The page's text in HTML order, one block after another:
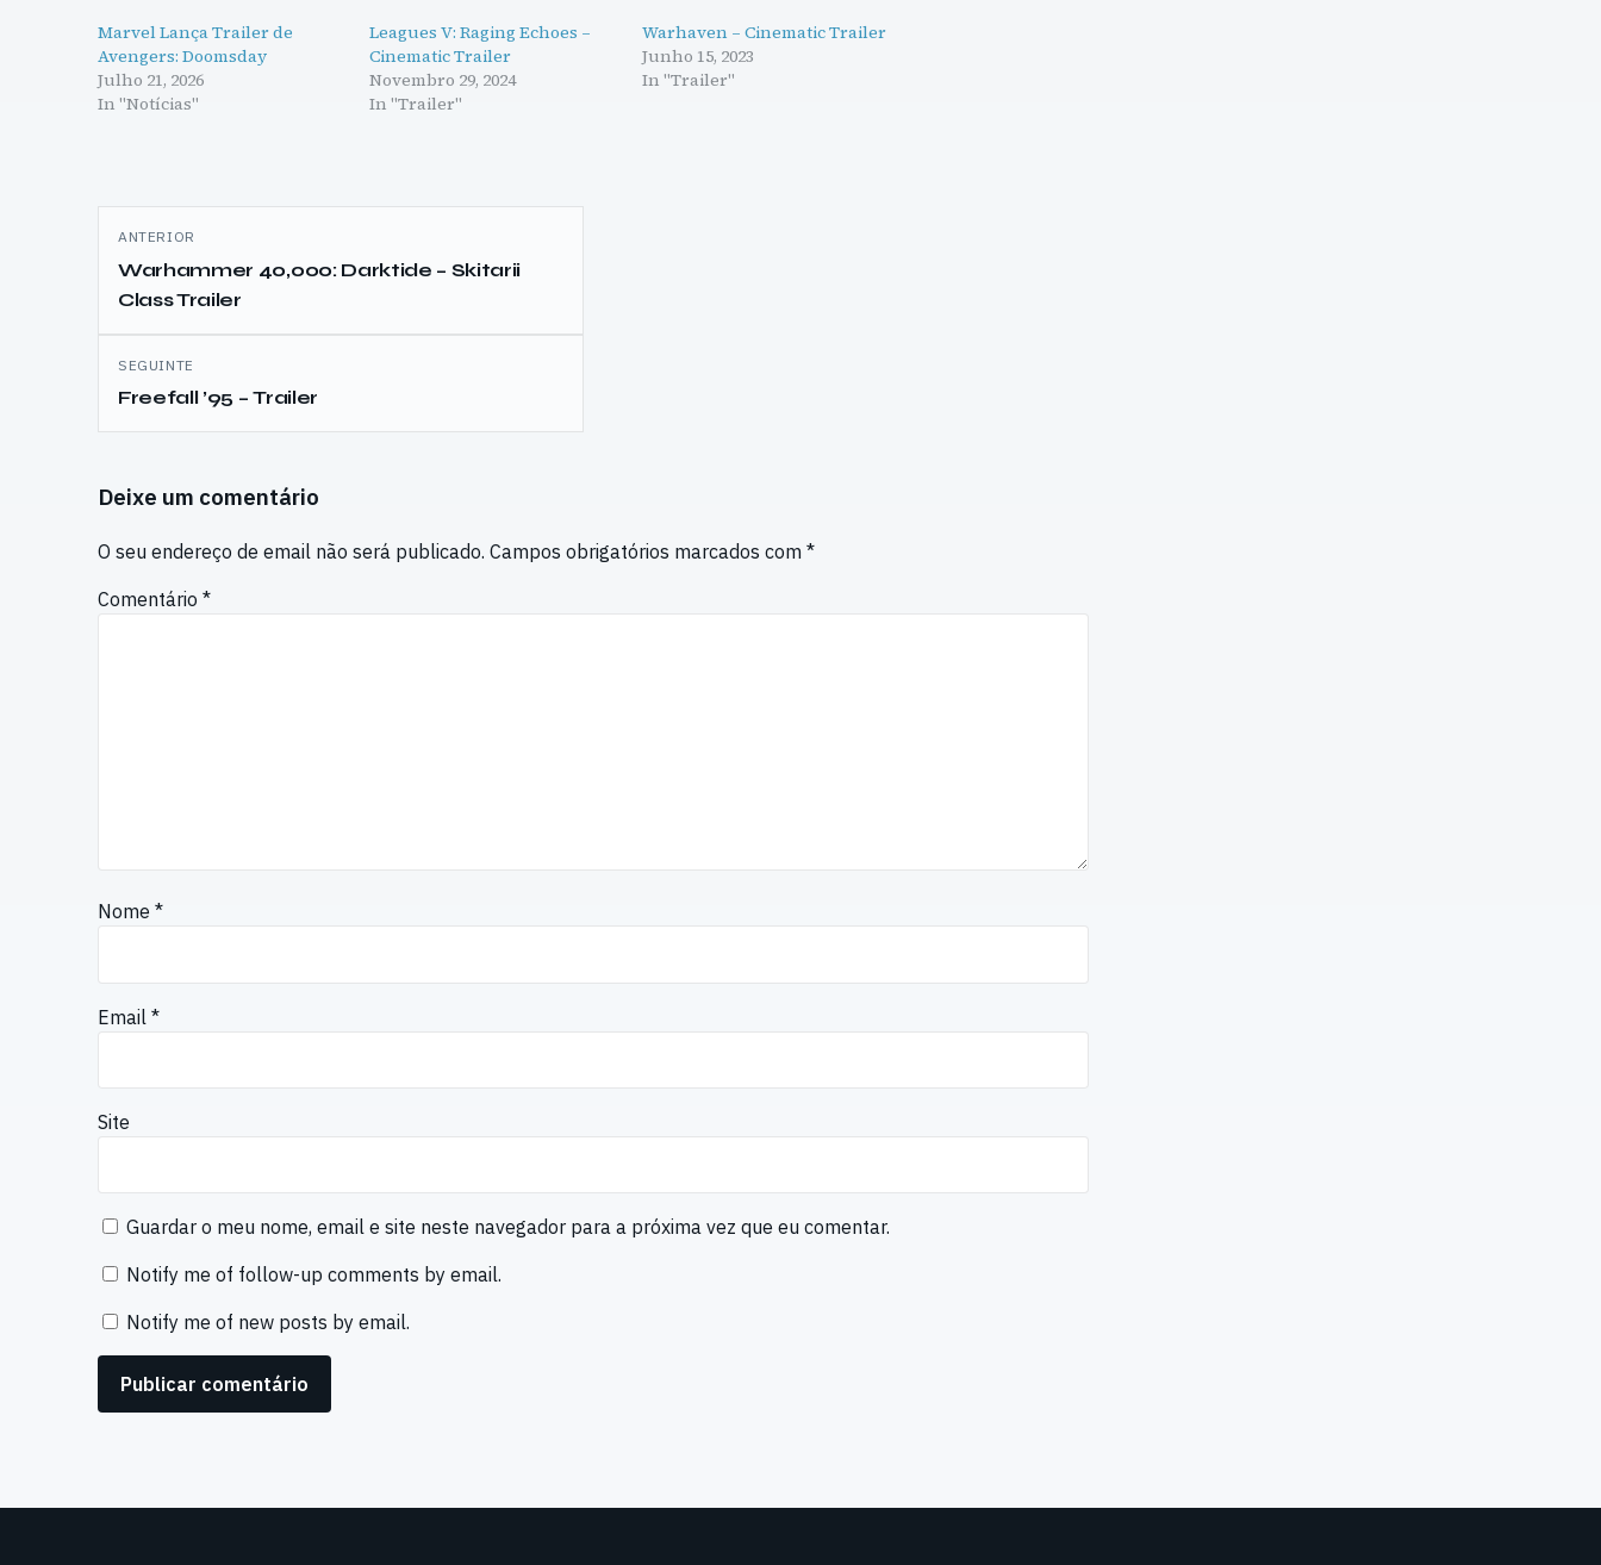
Marvel Lança Trailer de
Avengers: Doomsday
Julho 21, 2026
In "Notícias"
Leagues V: Raging Echoes –
Cinematic Trailer
Novembro 29, 2024
In "Trailer"
Warhaven – Cinematic Trailer
Junho 15, 2023
In "Trailer"
Navegação
de
artigos
ANTERIOR
Warhammer 40,000: Darktide – Skitarii
Class Trailer
SEGUINTE
Freefall ’95 – Trailer
Deixe um comentário
O seu endereço de email não será publicado. Campos obrigatórios marcados com *
Comentário *
Nome *
Email *
Site
Guardar o meu nome, email e site neste navegador para a próxima vez que eu comentar.
Notify me of follow-up comments by email.
Notify me of new posts by email.